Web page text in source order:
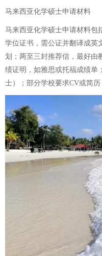
马来西亚化学硕士申请材料
马来西亚化学硕士申请材料包
学位证书，需公证并翻译成英
划；两至三封推荐信，最好由
绩证明，如雅思或托福成绩单
士）；部分学校要求CV或简历